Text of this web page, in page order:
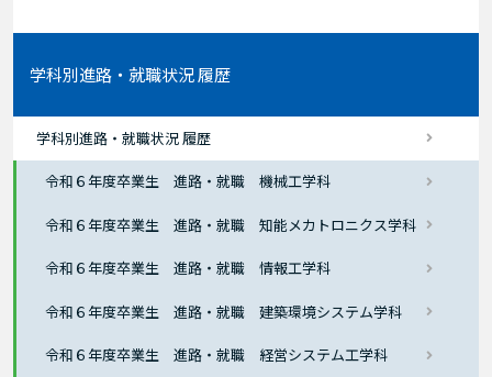
学科別進路・就職状況 履歴
学科別進路・就職状況 履歴
令和６年度卒業生 進路・就職 機械工学科
令和６年度卒業生 進路・就職 知能メカトロニクス学科
令和６年度卒業生 進路・就職 情報工学科
令和６年度卒業生 進路・就職 建築環境システム学科
令和６年度卒業生 進路・就職 経営システム工学科